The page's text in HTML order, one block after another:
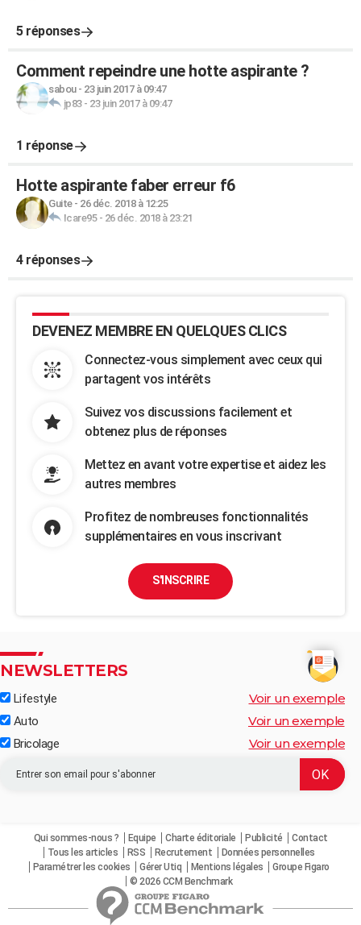
5 réponses
Comment repeindre une hotte aspirante ?
sabou- 23 juin 2017 à 09:47
jp83- 23 juin 2017 à 09:47
1 réponse
Hotte aspirante faber erreur f6
Guite- 26 déc. 2018 à 12:25
Icare95- 26 déc. 2018 à 23:21
4 réponses
DEVENEZ MEMBRE EN QUELQUES CLICS
Connectez-vous simplement avec ceux qui
partagent vos intérêts
Suivez vos discussions facilement et
obtenez plus de réponses
Mettez en avant votre expertise et aidez les
autres membres
Profitez de nombreuses fonctionnalités
supplémentaires en vous inscrivant
S'INSCRIRE
NEWSLETTERS
Lifestyle Voir un exemple
Auto Voir un exemple
Bricolage Voir un exemple
Qui sommes-nous ? Equipe Charte éditoriale Publicité
Contact
Tous les articles
RSS Recrutement
Données personnelles
Paramétrer les cookies
Gérer Utiq Mentions légales
Groupe Figaro
© 2026 CCM Benchmark